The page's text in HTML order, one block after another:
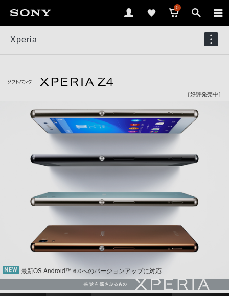
0
Xperia
［好評発売中］
最新OS Android™ 6.0へのバージョンアップに対応